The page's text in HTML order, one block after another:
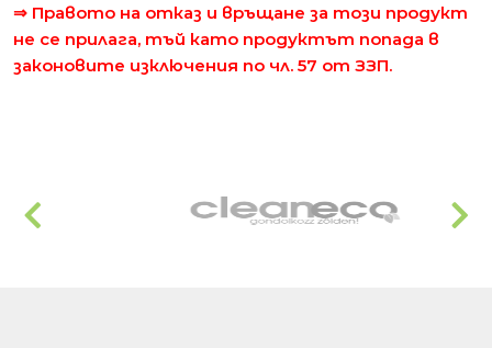
⇒ Правото на отказ и връщане за този продукт
не се прилага, тъй като продуктът попада в
законовите изключения по чл. 57 от ЗЗП.